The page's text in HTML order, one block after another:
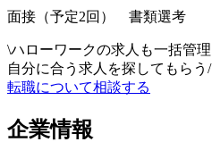
面接（予定2回） 書類選考
\ハローワークの求人も一括管理
自分に合う求人を探してもらう /
転職について相談する
企業情報